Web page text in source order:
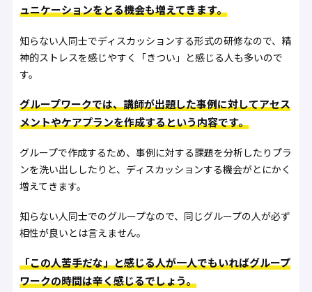
ュニケーションをとる機会も増えてきます。
知らない人同士でディスカッションする形式の研修なので、精
神的ストレスを感じやすく「きつい」と感じる人も多いので
す。
グループワークでは、講師が出題した事例に対してアセス
メントやケアプランを作成するという内容です。
グループで作成するため、事例に対する課題を分析したりプラ
ンを洗い出ししたりと、ディスカッションする機会がとにかく
増えてきます。
知らない人同士でのグループなので、同じグループの人が必ず
相性が良いとは言えません。
「この人苦手だな」と感じる人が一人でもいればグループ
ワークの時間は辛く感じるでしょう。